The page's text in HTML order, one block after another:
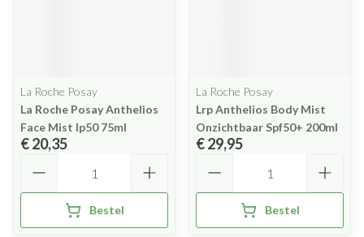
La Roche Posay
La Roche Posay Anthelios
Face Mist Ip50 75ml
€ 20,35
Bestel
La Roche Posay
Lrp Anthelios Body Mist
Onzichtbaar Spf50+ 200ml
€ 29,95
Bestel